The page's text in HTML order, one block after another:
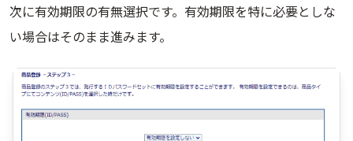
次に有効期限の有無選択です。有効期限を特に必要としな
い場合はそのまま進みます。